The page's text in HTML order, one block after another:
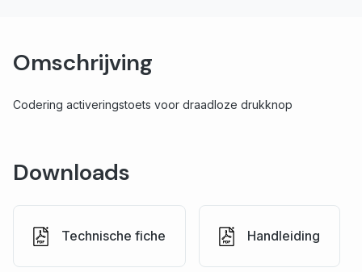
Omschrijving
Codering activeringstoets voor draadloze drukknop
Downloads
Technische fiche Handleiding